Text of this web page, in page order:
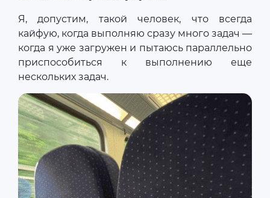
Я, допустим, такой человек, что всегда
кайфую, когда выполняю сразу много задач —
когда я уже загружен и пытаюсь параллельно
приспособиться к выполнению еще
нескольких задач.